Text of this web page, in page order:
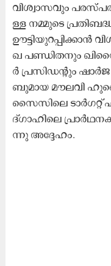
വി​ശ്വാ​സ​വും
ള്ള ന​മ്മു​ടെ
ഊ​ട്ടി​യു​റ​പ്പി​ക്കാ​ന്‍
ഖ പ​ണ്ഡി​ത​നും
ര്‍ പ്ര​സി​ഡ​ന്‍റും
ബു​മാ​യ മൗ​ല​വി
സൈ​സി​ലെ
ദ്ഗാ​ഹി​ലെ
ന്നു അ​ദ്ദേ​ഹം.